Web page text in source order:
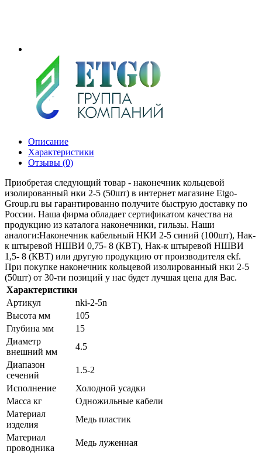
Описание
Характеристики
Отзывы (0)
Приобретая следующий товар - наконечник кольцевой
изолированный нки 2-5 (50шт) в интернет магазине Etgo-
Group.ru вы гарантированно получите быструю доставку по
России. Наша фирма обладает сертификатом качества на
продукцию из каталога наконечники, гильзы. Наши
аналоги:Наконечник кабельный НКИ 2-5 синий (100шт), Нак-
к штыревой НШВИ 0,75- 8 (КВТ), Нак-к штыревой НШВИ
1,5- 8 (КВТ) или другую продукцию от производителя ekf.
При покупке наконечник кольцевой изолированный нки 2-5
(50шт) от 30-ти позиций у нас будет лучшая цена для Вас.
Характеристики
Артикул
nki-2-5n
Высота мм
105
Глубина мм
15
Диаметр
внешний мм
4.5
Диапазон
сечений
1.5-2
Исполнение
Холодной усадки
Масса кг
Одножильные кабели
Материал
изделия
Медь пластик
Материал
проводника
Медь луженная